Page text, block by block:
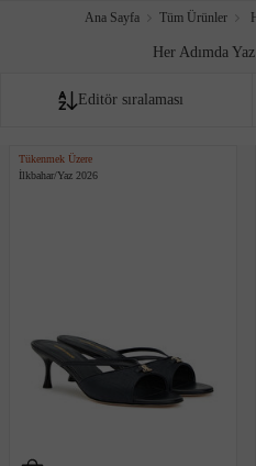
Ana Sayfa Tüm Ürünler
Her Adımda
Editör sıralaması
Akıllı sıralama
Yeni Eklenenler
Tükenmek Üzere
İlkbahar/Yaz 2026